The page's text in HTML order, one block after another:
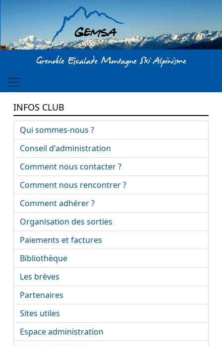
Aller au contenu principal
Grenoble Escalade Montagne Ski Alpinisme
INFOS CLUB
Qui sommes-nous ?
Conseil d'administration
Comment nous contacter ?
Comment nous rencontrer ?
Comment adhérer ?
Organisation des sorties
Paiements et factures
Bibliothèque
Les brèves
Partenaires
Sites utiles
Espace administration